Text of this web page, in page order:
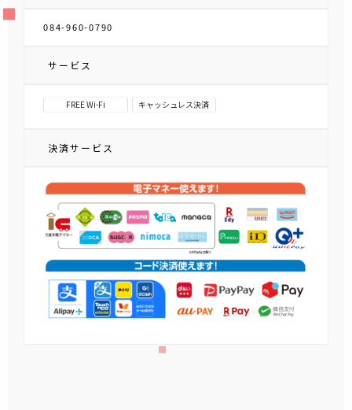
084-960-0790
サービス
FREE Wi-Fi キャッシュレス決済
決済サービス